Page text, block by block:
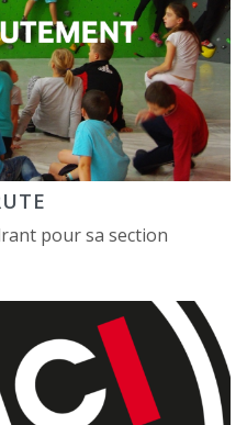
pour sa section